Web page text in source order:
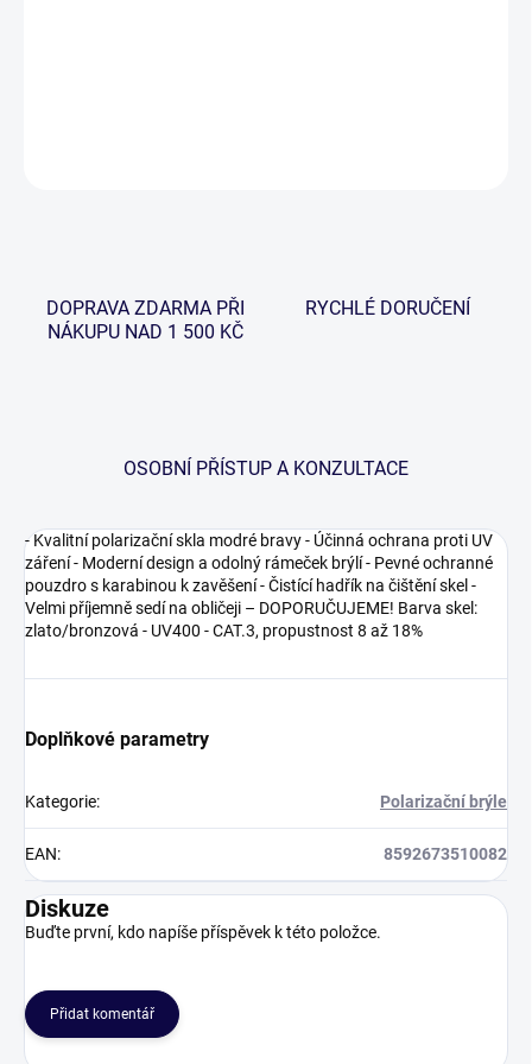
DOPRAVA ZDARMA PŘI
NÁKUPU NAD 1 500 KČ
RYCHLÉ DORUČENÍ
OSOBNÍ PŘÍSTUP A KONZULTACE
- Kvalitní polarizační skla modré bravy - Účinná ochrana proti UV
záření - Moderní design a odolný rámeček brýlí - Pevné ochranné
pouzdro s karabinou k zavěšení - Čistící hadřík na čištění skel -
Velmi příjemně sedí na obličeji – DOPORUČUJEME! Barva skel:
zlato/bronzová - UV400 - CAT.3, propustnost 8 až 18%
Doplňkové parametry
Kategorie: Polarizační brýle
EAN: 8592673510082
Diskuze
Buďte první, kdo napíše příspěvek k této položce.
Přidat komentář